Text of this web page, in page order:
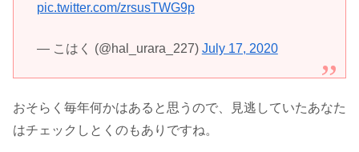
pic.twitter.com/zrsusTWG9p
— こはく (@hal_urara_227) July 17, 2020
おそらく毎年何かはあると思うので、見逃していたあなた
はチェックしとくのもありですね。